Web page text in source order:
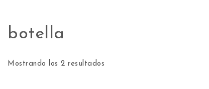
botella
Mostrando los 2 resultados